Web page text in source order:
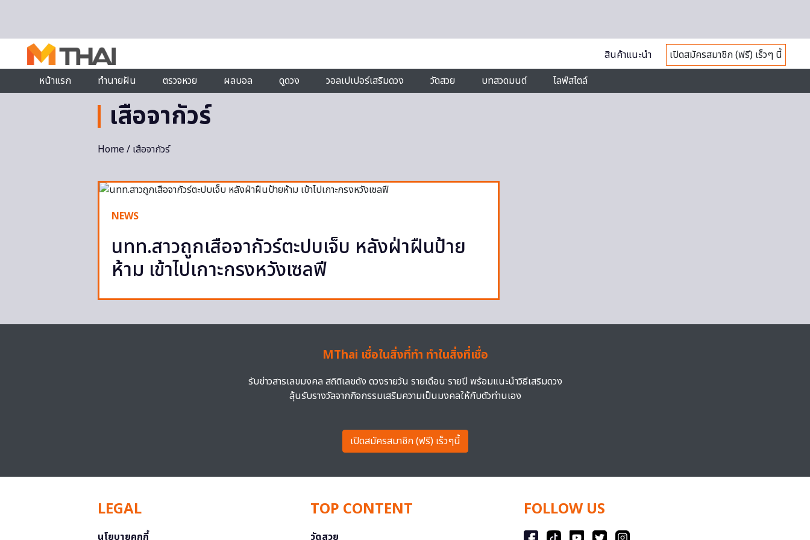
สินค้าแนะนำ
เปิดสมัครสมาชิก (ฟรี) เร็วๆ นี้
หน้าแรก
ทำนายฝัน ตรวจหวย ผลบอล ดูดวง วอลเปเปอร์เสริมดวง วัดสวย บทสวดมนต์ ไลฟ์สไตล์
เสือจากัวร์
Home/ เสือจากัวร์
NEWS
นทท.สาวถูกเสือจากัวร์ตะปบเจ็บ หลังฝ่าฝืนป้าย
ห้าม เข้าไปเกาะกรงหวังเซลฟี
MThai เชื่อในสิ่งที่ทำ ทำในสิ่งที่เชื่อ
รับข่าวสารเลขมงคล สถิติเลขดัง ดวงรายวัน รายเดือน รายปี พร้อมแนะนำวิธีเสริมดวง
ลุ้นรับรางวัลจากกิจกรรมเสริมความเป็นมงคลให้กับตัวท่านเอง
เปิดสมัครสมาชิก (ฟรี) เร็วๆนี้
LEGAL
นโยบายคุกกี้
TOP CONTENT
วัดสวย
FOLLOW US